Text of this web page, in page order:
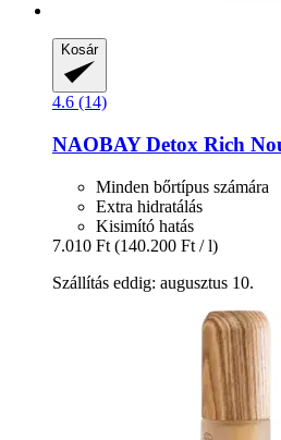
Kosár
4.6 (14)
NAOBAYDetox Rich
Minden bőrtípus számára
Extra hidratálás
Kisimító hatás
7.010 Ft (140.200 Ft / l)
Szállítás eddig: augusztus 10.